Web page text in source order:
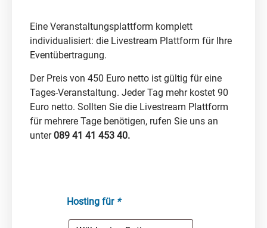
Eine Veranstaltungsplattform komplett
individualisiert: die Livestream Plattform für Ihre
Eventübertragung.
Der Preis von 450 Euro netto ist gültig für eine
Tages-Veranstaltung. Jeder Tag mehr kostet 90
Euro netto. Sollten Sie die Livestream Plattform
für mehrere Tage benötigen, rufen Sie uns an
unter089 41 41 453 40.
Hosting für *